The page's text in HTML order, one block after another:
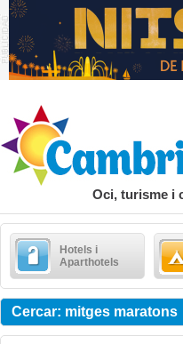
Oci, turisme i
Hotels i
Aparthotels
Cercar: mitges maratons